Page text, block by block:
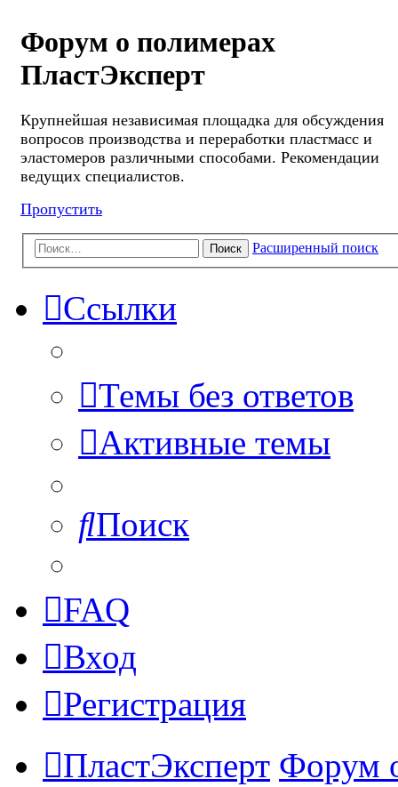
Форум о полимерах
ПластЭксперт
Крупнейшая независимая площадка для обсуждения
вопросов производства и переработки пластмасс и
эластомеров различными способами. Рекомендации
ведущих специалистов.
Пропустить
Поиск Расширенный поиск
Ссылки
Темы без ответов
Активные темы
Поиск
FAQ
Вход
Регистрация
ПластЭксперт Форум